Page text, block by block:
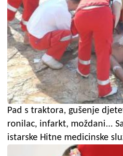
Pad s traktora, gušenje
ronilac, infarkt, moždani...
istarske Hitne medicinske